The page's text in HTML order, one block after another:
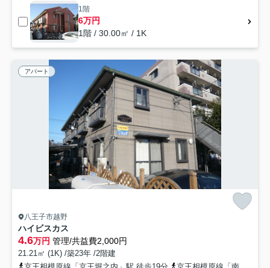
1階
6万円
1階 / 30.00㎡ / 1K
アパート
八王子市越野
ハイビスカス
4.6万円 管理/共益費2,000円
21.21㎡ (1K) /築23年 /2階建